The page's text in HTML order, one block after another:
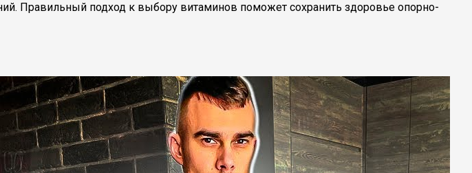
Правильный подход к выбору витаминов поможет сохранить здоровье опорно-